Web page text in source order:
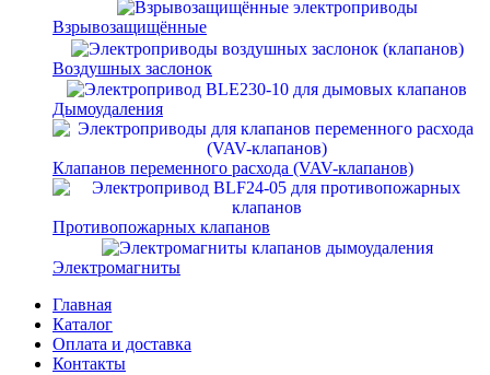
Взрывозащищённые
Воздушных заслонок
Дымоудаления
Клапанов переменного расхода (VAV-клапанов)
Противопожарных клапанов
Электромагниты
Главная
Каталог
Оплата и доставка
Контакты